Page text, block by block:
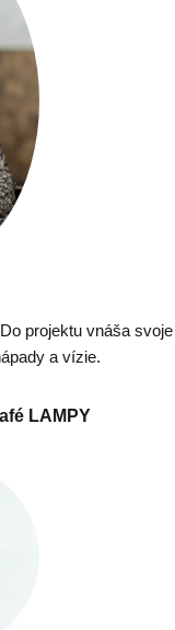
projektu vnáša svoje
a vízie.
LAMPY